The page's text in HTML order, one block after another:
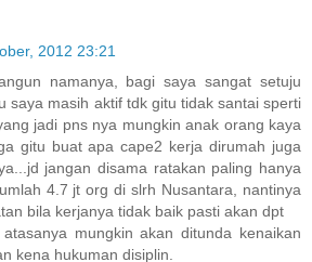
2012 23:21
namanya, bagi saya sangat setuju
saya masih aktif tdk gitu tidak santai sperti
jadi pns nya mungkin anak orang kaya
gitu buat apa cape2 kerja dirumah juga
jangan disama ratakan paling hanya
4.7 jt org di slrh Nusantara, nantinya
bila kerjanya tidak baik pasti akan dpt
mungkin akan ditunda kenaikan
kena hukuman disiplin.